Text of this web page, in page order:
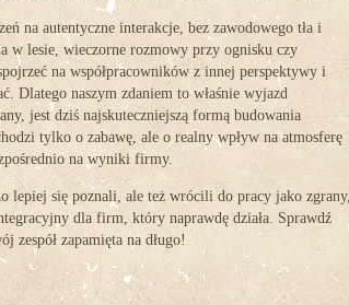
na autentyczne interakcje, bez zawodowego tła i
w lesie, wieczorne rozmowy przy ognisku czy
na współpracowników z innej perspektywy i
Dlatego naszym zdaniem to właśnie wyjazd
jest dziś najskuteczniejszą formą budowania
tylko o zabawę, ale o realny wpływ na atmosferę
na wyniki firmy.
lepiej się poznali, ale też wrócili do pracy jako zgrany,
dla firm, który naprawdę działa. Sprawdź
zespół zapamięta na długo!